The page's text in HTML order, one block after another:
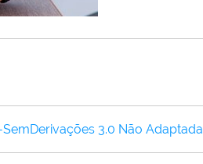
3.0 Não Adaptada